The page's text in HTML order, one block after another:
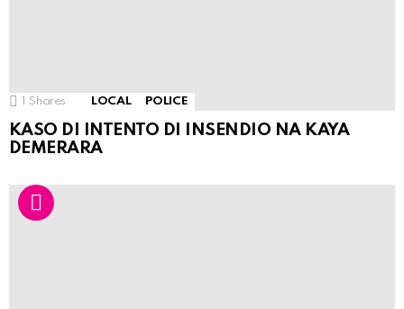
Shares LOCAL POLICE
KASO DI INTENTO DI INSENDIO NA KAYA
DEMERARA